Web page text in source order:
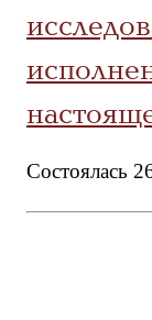
Состоялась